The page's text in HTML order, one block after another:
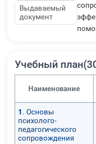
Выдаваемый
документ
Учебный
Наименование
1 . Основы
психолого-
педагогического
сопровождения